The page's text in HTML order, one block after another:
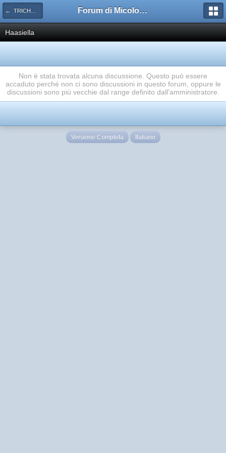
← TRICHOLOMATACEAE Forum di Micologia AMB Gruppo di Muggia e del Carso
Haasiella
Non è stata trovata alcuna discussione. Questo può essere
accaduto perché non ci sono discussioni in questo forum, oppure le
discussioni sono più vecchie dal range definito dall'amministratore.
Versione Completa Italiano